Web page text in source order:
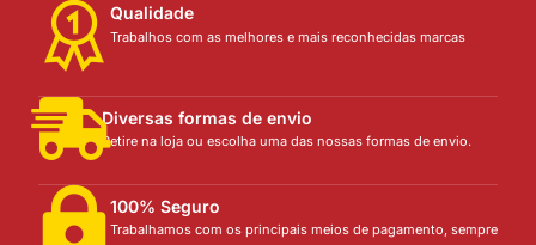
Qualidade
Trabalhos com as melhores e mais reconhecidas marcas
Diversas formas de envio
Retire na loja ou escolha uma das nossas formas de envio.
100% Seguro
Trabalhamos com os principais meios de pagamento, sempre